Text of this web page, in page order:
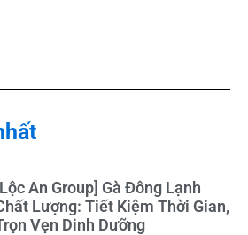
An Group] Gà Đông Lạnh
Lượng: Tiết Kiệm Thời Gian,
Vẹn Dinh Dưỡng